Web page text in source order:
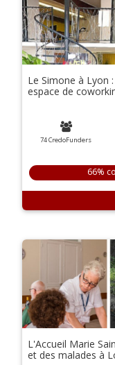
Le Simone à Lyon
espace de
74 CredoFunders
66%
L'Accueil Marie
et des malades à